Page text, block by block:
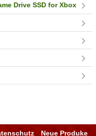
Drive SSD for Xbox
Neue Produke